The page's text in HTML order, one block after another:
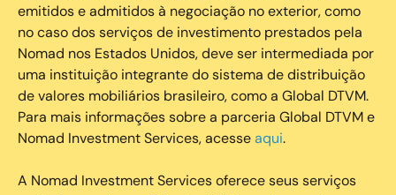
emitidos e admitidos à negociação no exterior, como
no caso dos serviços de investimento prestados pela
Nomad nos Estados Unidos, deve ser intermediada por
uma instituição integrante do sistema de distribuição
de valores mobiliários brasileiro, como a Global DTVM.
Para mais informações sobre a parceria Global DTVM e
Nomad Investment Services, acesseaqui.
A Nomad Investment Services oferece seus serviços